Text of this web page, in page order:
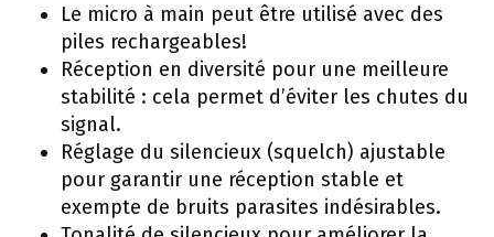
Le micro à main peut être utilisé avec des
piles rechargeables!
Réception en diversité pour une meilleure
stabilité : cela permet d’éviter les chutes du
signal.
Réglage du silencieux (squelch) ajustable
pour garantir une réception stable et
exempte de bruits parasites indésirables.